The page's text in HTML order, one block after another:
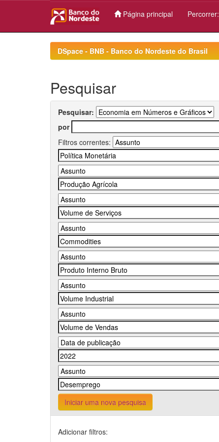
Página principal Percorrer:
DSpace - BNB - Banco do Nordeste do Brasil
Pesquisar
Pesquisar:
por
Filtros correntes:
Iniciar uma nova pesquisa
Adicionar filtros: